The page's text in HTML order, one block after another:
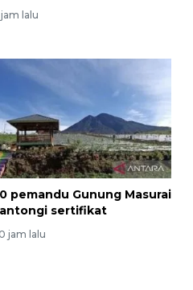
lalu
pemandu Gunung Masurai
sertifikat
jam lalu